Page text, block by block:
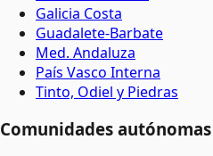
Galicia Costa
Guadalete-Barbate
Med. Andaluza
País Vasco Interna
Tinto, Odiel y Piedras
Comunidades autónomas